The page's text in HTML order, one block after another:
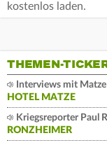
kostenlos laden.
THEMEN-
Interviews mit
HOTEL MATZE
Kriegsreporter Paul
RONZHEIMER